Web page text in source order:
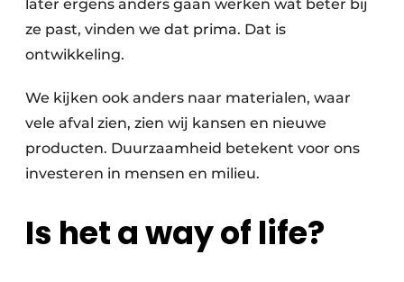
later ergens anders gaan werken wat beter bij
ze past, vinden we dat prima. Dat is
ontwikkeling.
We kijken ook anders naar materialen, waar
vele afval zien, zien wij kansen en nieuwe
producten. Duurzaamheid betekent voor ons
investeren in mensen en milieu.
Is het a way of life?